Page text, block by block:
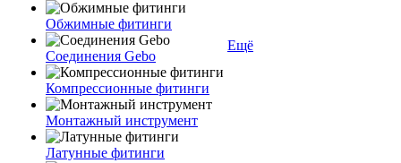
Обжимные фитинги
Соединения Gebo
Компрессионные фитинги
Монтажный инструмент
Латунные фитинги
Ещё